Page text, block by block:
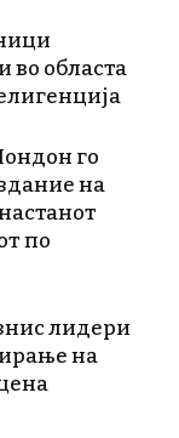
во областа
го
на
по
лидери
на